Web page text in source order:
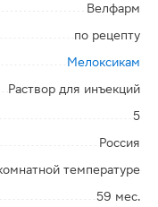
Велфарм
по рецепту
Мелоксикам
Раствор для инъекций
5
Россия
температуре
59 мес.